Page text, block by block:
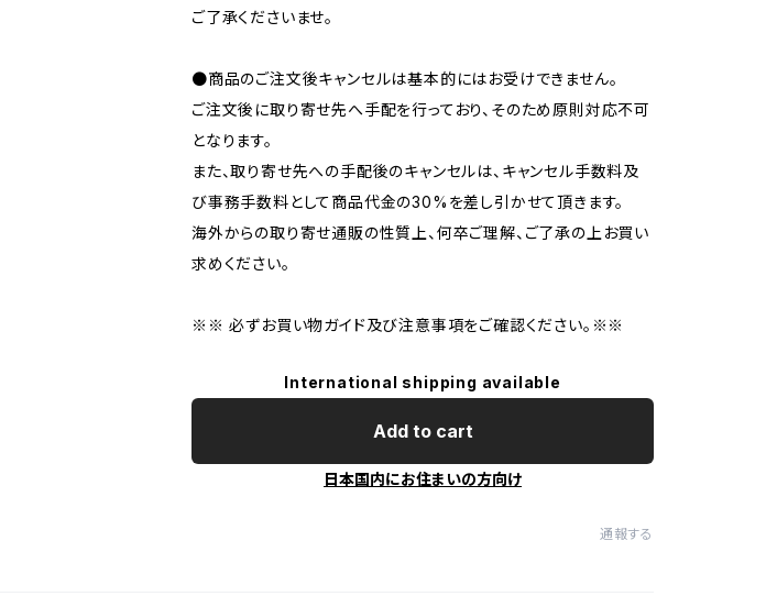
ご了承くださいませ。
●商品のご注文後キャンセルは基本的にはお受けできません。
ご注文後に取り寄せ先へ手配を行っており、そのため原則対応不可
となります。
また、取り寄せ先への手配後のキャンセルは、キャンセル手数料及
び事務手数料として商品代金の30%を差し引かせて頂きます。
海外からの取り寄せ通販の性質上、何卒ご理解、ご了承の上お買い
求めください。
※※ 必ずお買い物ガイド及び注意事項をご確認ください。※※
International shipping available
Add to cart
日本国内にお住まいの方向け
通報する